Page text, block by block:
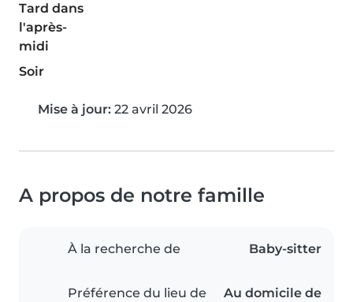
Tard dans
l'après-
midi
Soir
Mise à jour: 22 avril 2026
A propos de notre famille
À la recherche de Baby-sitter
Préférence du lieu de
Au domicile de